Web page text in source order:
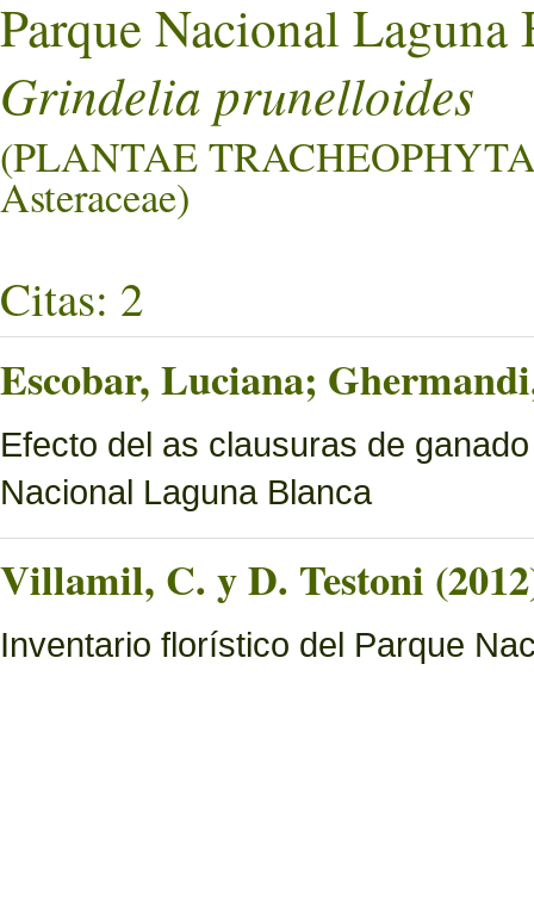
Parque Nacional Laguna
Grindelia prunelloides
(PLANTAE
Asteraceae)
Citas: 2
Escobar, Luciana;
Efecto del as clausuras de
Nacional Laguna Blanca
Villamil, C. y D. Testoni
Inventario florístico del Parque